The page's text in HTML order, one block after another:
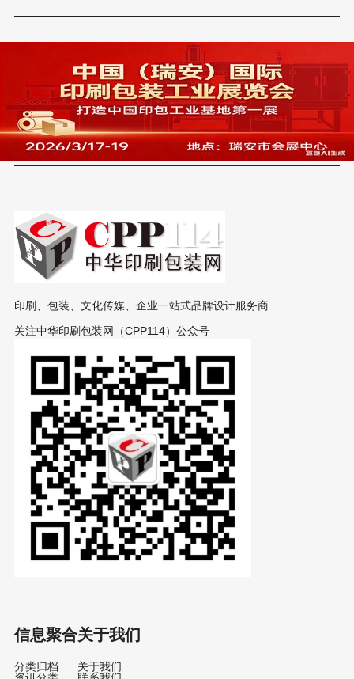
印刷、包装、文化传媒、企业一站式品牌设计服务商
关注中华印刷包装网（CPP114）公众号
信息聚合
分类归档
关于我们
关于我们